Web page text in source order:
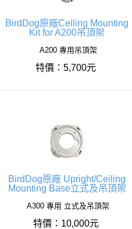
BirdDog原廠Ceiling Mounting
Kit for A200吊頂架
A200 專用吊頂架
特價：5,700元
BirdDog原廠 Upright/Ceiling
Mounting Base立式及吊頂架
A300 專用 立式及吊頂架
特價：10,000元